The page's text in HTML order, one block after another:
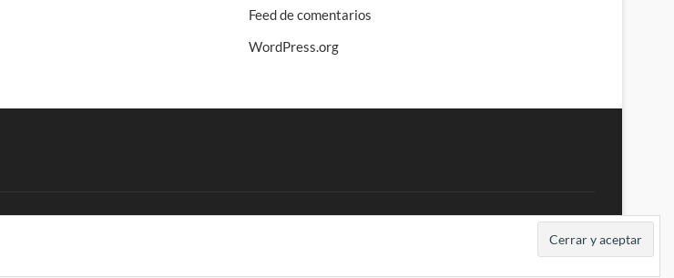
Feed de comentarios
WordPress.org